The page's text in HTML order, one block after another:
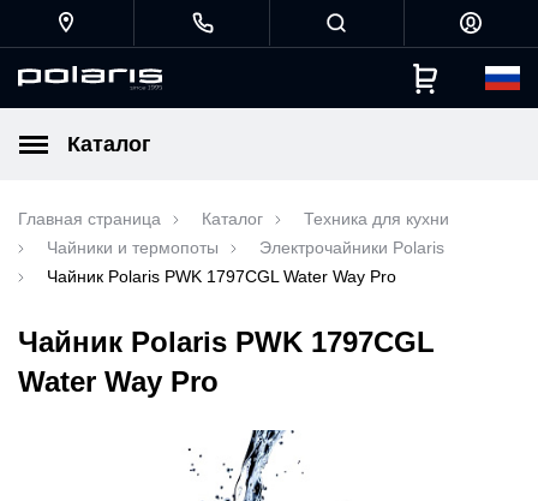
Каталог
Главная страница Каталог
Техника для кухни
Чайники и термопоты
Электрочайники Polaris
Чайник Polaris PWK 1797CGL Water Way Pro
Чайник Polaris PWK 1797CGL
Water Way Pro